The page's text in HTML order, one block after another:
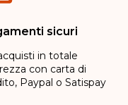
sicuri
in totale
con carta di
Paypal o Satispay